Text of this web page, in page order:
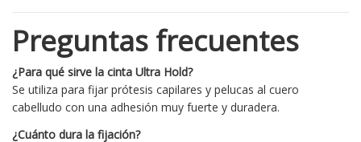
Preguntas frecuentes
¿Para qué sirve la cinta Ultra Hold?
Se utiliza para fijar prótesis capilares y pelucas al cuero
cabelludo con una adhesión muy fuerte y duradera.
¿Cuánto dura la fijación?